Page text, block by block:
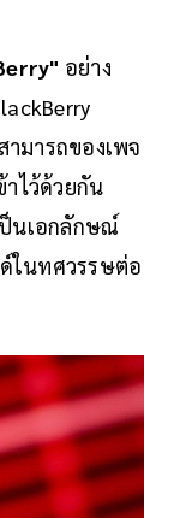
อย่าง
มารถของเพจ
าไว้ด้วยกัน
นเอกลักษณ์
ในทศวรรษต่อ